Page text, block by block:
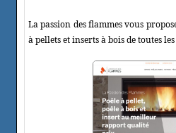
La passion des flammes vous
à pellets et inserts à bois de toutes